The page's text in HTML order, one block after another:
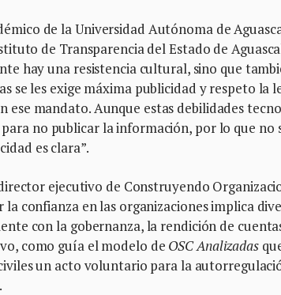
de la Universidad Autónoma de
de Transparencia del Estado de
hay una resistencia cultural, sino que
se les exige máxima publicidad y respeto la
mandato. Aunque estas debilidades
no publicar la información, por lo que no
es clara”.
ejecutivo de Construyendo
confianza en las organizaciones implica
con la gobernanza, la rendición de
como guía el modelo de OSC Analizadas
un acto voluntario para la